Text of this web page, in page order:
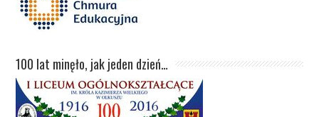
100 lat minęło, jak jeden dzień…